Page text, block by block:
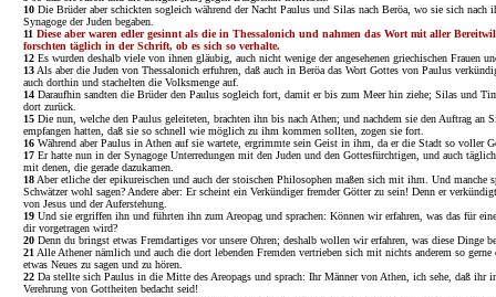
10 Die Brüder aber schickten sogleich während der Nacht Paulus und Silas nach Beröa, wo sie sich nach
Synagoge der Juden begaben.
11 Diese aber waren edler gesinnt als die in Thessalonich und nahmen das Wort mit aller
forschten täglich in der Schrift, ob es sich so verhalte.
12 Es wurden deshalb viele von ihnen gläubig, auch nicht wenige der angesehenen griechischen Frauen
13 Als aber die Juden von Thessalonich erfuhren, daß auch in Beröa das Wort Gottes von Paulus
auch dorthin und stachelten die Volksmenge auf.
14 Daraufhin sandten die Brüder den Paulus sogleich fort, damit er bis zum Meer hin ziehe; Silas und
dort zurück.
15 Die nun, welche den Paulus geleiteten, brachten ihn bis nach Athen; und nachdem sie den Auftrag an
empfangen hatten, daß sie so schnell wie möglich zu ihm kommen sollten, zogen sie fort.
16 Während aber Paulus in Athen auf sie wartete, ergrimmte sein Geist in ihm, da er die Stadt so voller
17 Er hatte nun in der Synagoge Unterredungen mit den Juden und den Gottesfürchtigen, und auch
mit denen, die gerade dazukamen.
18 Aber etliche der epikureischen und auch der stoischen Philosophen maßen sich mit ihm. Und manche
Schwätzer wohl sagen? Andere aber: Er scheint ein Verkündiger fremder Götter zu sein! Denn er
von Jesus und der Auferstehung.
19 Und sie ergriffen ihn und führten ihn zum Areopag und sprachen: Können wir erfahren, was das für
dir vorgetragen wird?
20 Denn du bringst etwas Fremdartiges vor unsere Ohren; deshalb wollen wir erfahren, was diese Dinge
21 Alle Athener nämlich und auch die dort lebenden Fremden vertrieben sich mit nichts anderem so
etwas Neues zu sagen und zu hören.
22 Da stellte sich Paulus in die Mitte des Areopags und sprach: Ihr Männer von Athen, ich sehe, daß ihr
Verehrung von Gottheiten bedacht seid!